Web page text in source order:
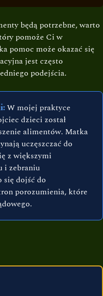
będą potrzebne, warto
pomoże Ci w
pomoc może okazać się
jest często
podejścia.
W mojej praktyce
dzieci został
alimentów. Matka
uczęszczać do
z większymi
i zebraniu
się dojść do
porozumienia, które